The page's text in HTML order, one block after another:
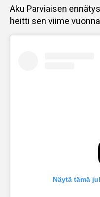
Aku Parviaisen
heitti sen viime
Näytä tämä